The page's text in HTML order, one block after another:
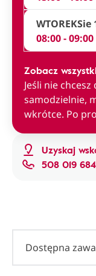
Uzyskaj
508 019 684
WTOREKSie
08:00 - 09:00
Zobacz
Jeśli nie
samodzielnie,
wkrótce. Po
Dostępna